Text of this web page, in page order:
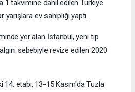
1 takvimine dahil edilen Türkiye
yarışlara ev sahipliği yaptı.
yer alan İstanbul, yeni tip
sebebiyle revize edilen 2020
etabı, 13-15 Kasım'da Tuzla